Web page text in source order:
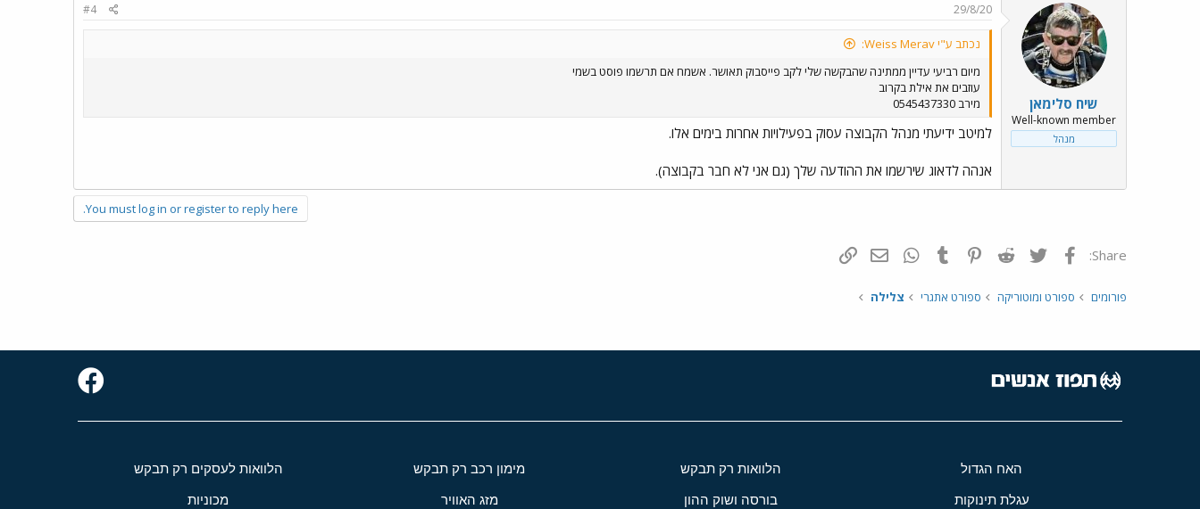
שיח סלימאן
Well-known member
מנהל
29/8/20
#4
נכתב ע"י Weiss Merav:
מיום רביעי עדיין ממתינה שהבקשה שלי לקב פייסבוק תאושר. אשמח אם תרשמו פוסט בשמי
עוזבים את אילת בקרוב
מירב 0545437330
למיטב ידיעתי מנהל הקבוצה עסוק בפעילויות אחרות בימים אלו.
אנהה לדאוג שירשמו את ההודעה שלך (גם אני לא חבר בקבוצה).
You must log in or register to reply here.
Share: פייסבוק Twitter
Reddit
Pinterest
Tumblr
WhatsAppדואר אלקטרוני
פורומים ספורט ומוטוריקה ספורט אתגרי צלילה
האח הגדול הלוואות רק תבקש מימון רכב רק תבקש הלוואות לעסקים רק תבקש
עגלת תינוקות בורסה ושוק ההון מזג האוויר מכוניות